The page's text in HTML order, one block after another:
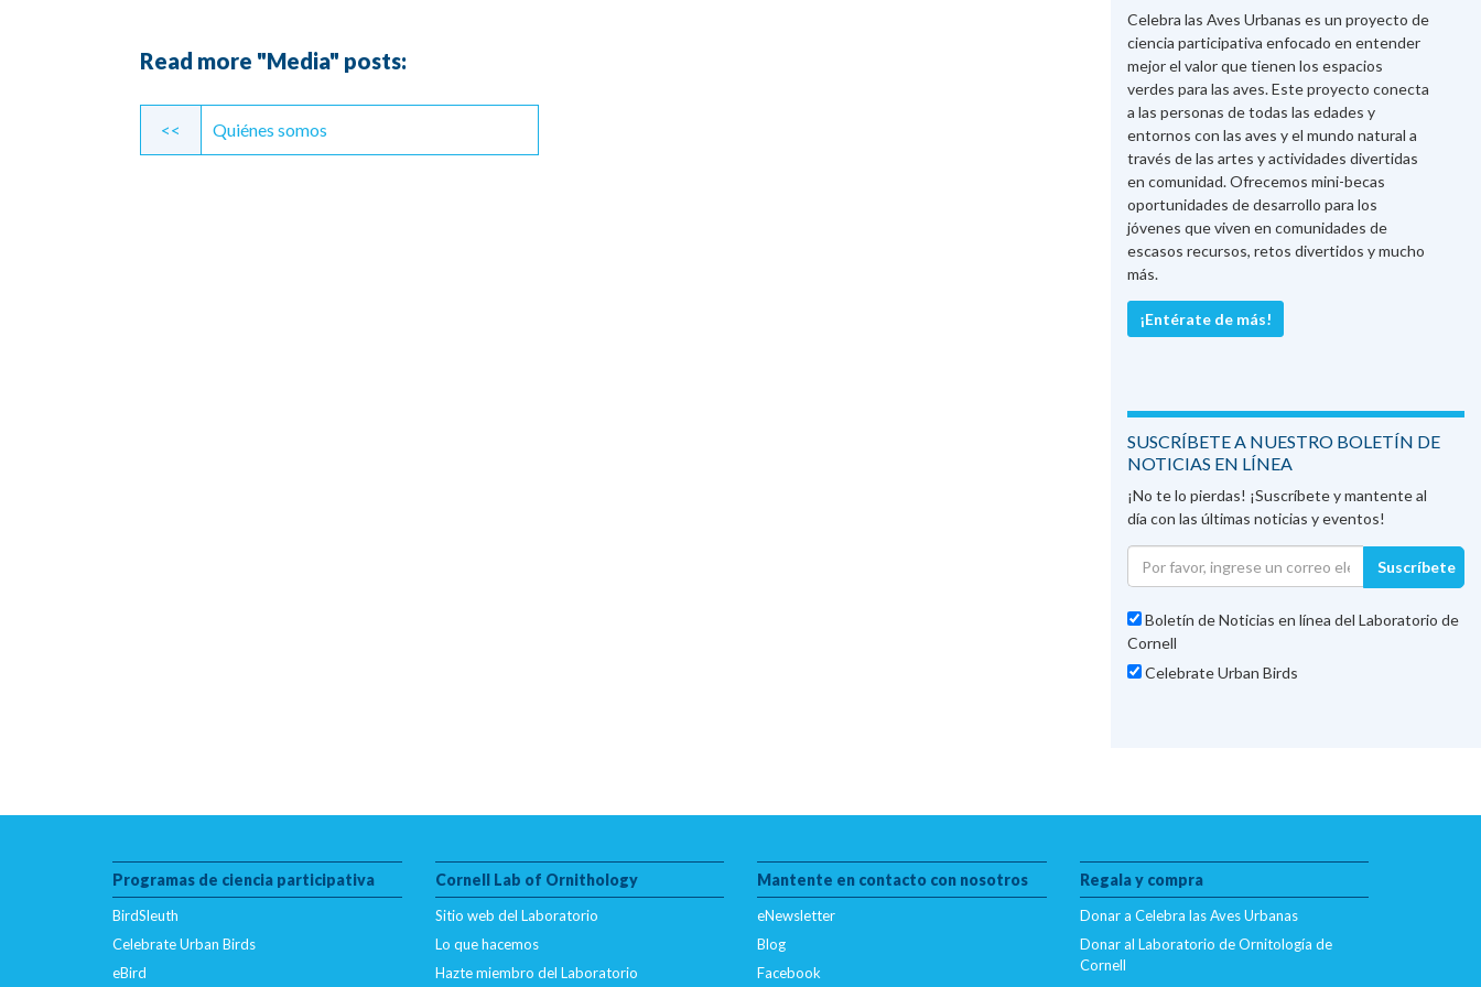
Read more "Media" posts:
Continue
Reading
<< Quiénes somos
Celebra las Aves Urbanas es un proyecto de
ciencia participativa enfocado en entender
mejor el valor que tienen los espacios
verdes para las aves. Este proyecto conecta
a las personas de todas las edades y
entornos con las aves y el mundo natural a
través de las artes y actividades divertidas
en comunidad. Ofrecemos mini-becas
oportunidades de desarrollo para los
jóvenes que viven en comunidades de
escasos recursos, retos divertidos y mucho
más.
¡Entérate de más!
SUSCRÍBETE A NUESTRO BOLETÍN DE
NOTICIAS EN LÍNEA
¡No te lo pierdas! ¡Suscríbete y mantente al
día con las últimas noticias y eventos!
Suscríbete
Boletín de Noticias en línea del Laboratorio de
Cornell
Celebrate Urban Birds
Programas de ciencia participativa
BirdSleuth
Celebrate Urban Birds
eBird
Cornell Lab of Ornithology
Sitio web del Laboratorio
Lo que hacemos
Hazte miembro del Laboratorio
Mantente en contacto con nosotros
eNewsletter
Blog
Facebook
Regala y compra
Donar a Celebra las Aves Urbanas
Donar al Laboratorio de Ornitología de
Cornell